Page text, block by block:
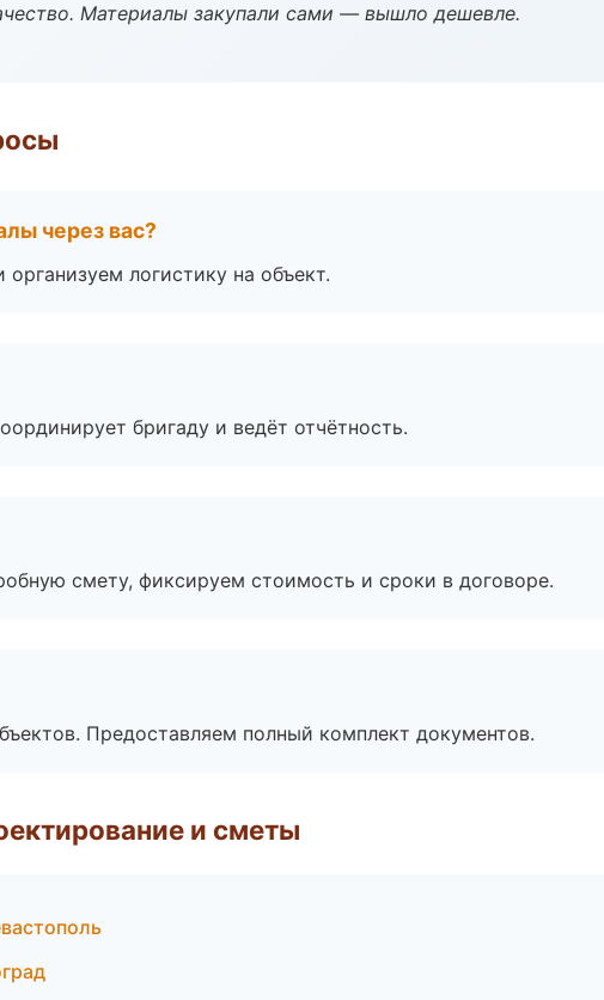
Материалы закупали сами — вышло дешевле.
через вас?
логистику на объект.
бригаду и ведёт отчётность.
смету, фиксируем стоимость и сроки в договоре.
Предоставляем полный комплект документов.
и сметы